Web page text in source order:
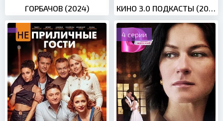
ГОРБАЧОВ (2024) КИНО 3.0 ПОДКАСТЫ (2024)
4 серии